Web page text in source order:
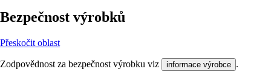
Bezpečnost výrobků
Přeskočit oblast
Zodpovědnost za bezpečnost výrobku viz informace výrobce .